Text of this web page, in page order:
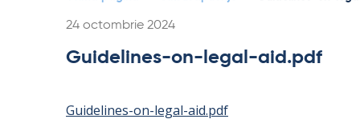
Kirjoitettu
24 octombrie 2024
Guidelines-on-legal-aid.pdf
Guidelines-on-legal-aid.pdf